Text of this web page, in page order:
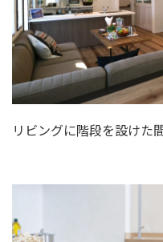
リビングに階段を設けた